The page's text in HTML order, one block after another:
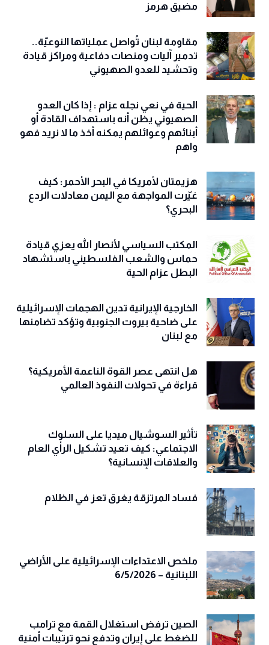
مضيق هرمز
مقاومة لبنان تُواصل عملياتها النوعيّة..
تدمير آليات ومنصات دفاعية ومراكز قيادة
وتحشيد للعدو الصهيوني
الحية في نعي نجله عزام : إذا كان العدو
الصهيوني يظن أنه باستهداف القادة أو
أبنائهم وعوائلهم يمكنه أخذ ما لا نريد فهو
واهم
هزيمتان لأمريكا في البحر الأحمر: كيف
غيّرت المواجهة مع اليمن معادلات الردع
البحري؟
المكتب السياسي لأنصار الله يعزي قيادة
حماس والشعب الفلسطيني باستشهاد
البطل عزام الحية
الخارجية الإيرانية تدين الهجمات الإسرائيلية
على ضاحية بيروت الجنوبية وتؤكد تضامنها
مع لبنان
هل انتهى عصر القوة الناعمة الأمريكية؟
قراءة في تحولات النفوذ العالمي
تأثير السوشيال ميديا على السلوك
الاجتماعي: كيف تعيد تشكيل الرأي العام
والعلاقات الإنسانية؟
فساد المرتزقة يغرق تعز في الظلام
ملخص الاعتداءات الإسرائيلية على الأراضي
اللبنانية – 6/5/2026
الصين ترفض استغلال القمة مع ترامب
للضغط على إيران وتدفع نحو ترتيبات أمنية